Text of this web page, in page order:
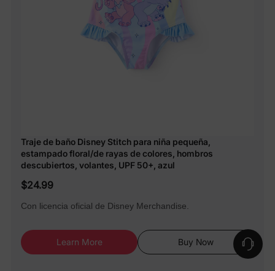
Traje de baño Disney Stitch para niña pequeña,
estampado floral/de rayas de colores, hombros
descubiertos, volantes, UPF 50+, azul
$24.99
Con licencia oficial de Disney Merchandise.
Learn More Buy Now